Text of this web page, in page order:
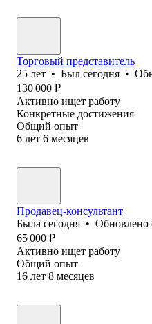
Торговый представитель
25 лет • Был сегодня •
130 000 ₽
Активно ищет работу
Конкретные достижения
Общий опыт
6 лет 6 месяцев
Продавец-консультант
Была сегодня • Обновлено
65 000 ₽
Активно ищет работу
Общий опыт
16 лет 8 месяцев